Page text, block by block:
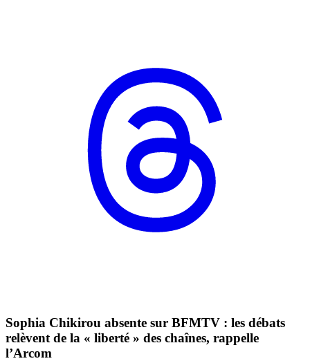
Sophia Chikirou absente sur BFMTV : les débats
relèvent de la « liberté » des chaînes, rappelle
l’Arcom